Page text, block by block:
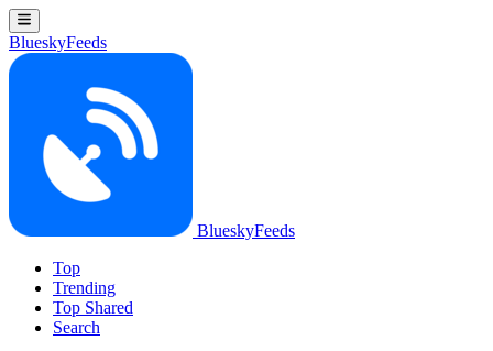
BlueskyFeeds
BlueskyFeeds
Top
Trending
Top Shared
Search